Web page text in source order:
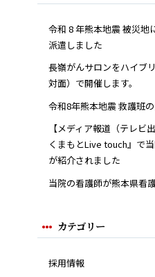
令和 8 年熊本地震 被災地
派遣しました
長嶺がんサロンをハイブ
対面）で開催します。
令和8年熊本地震 救護班
【メディア報道（テレビ
くまもとLive touch』で
が紹介されました
当院の看護師が熊本県看
カテゴリー
採用情報